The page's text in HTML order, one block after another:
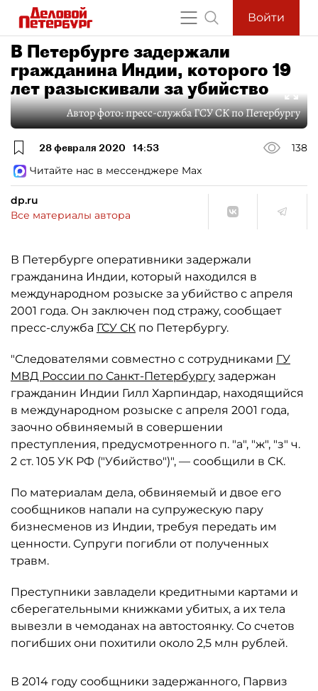
Войти
В Петербурге задержали
гражданина Индии, которого 19
лет разыскивали за убийство
Автор фото:пресс-служба ГСУ СК по Петербургу
28 февраля 2020 14:53
138
Читайте нас в мессенджере Max
dp.ru
Все материалы автора
В Петербурге оперативники задержали
гражданина Индии, который находился в
международном розыске за убийство с апреля
2001 года. Он заключен под стражу, сообщает
пресс-служба ГСУ СК по Петербургу.
"Следователями совместно с сотрудниками ГУ
МВД России по Санкт-Петербургу задержан
гражданин Индии Гилл Харпиндар, находящийся
в международном розыске с апреля 2001 года,
заочно обвиняемый в совершении
преступления, предусмотренного п. "а", "ж", "з" ч.
2 ст. 105 УК РФ ("Убийство")", — сообщили в СК.
По материалам дела, обвиняемый и двое его
сообщников напали на супружескую пару
бизнесменов из Индии, требуя передать им
ценности. Супруги погибли от полученных
травм.
Преступники завладели кредитными картами и
сберегательными книжками убитых, а их тела
вывезли в чемоданах на автостоянку. Со счетов
погибших они похитили около 2,5 млн рублей.
В 2014 году сообщники задержанного, Парвиз